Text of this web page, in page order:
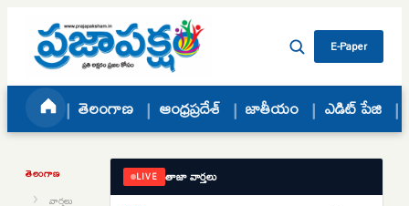
Skip to content
E-Paper
తెలంగాణ ఆంధ్రప్రదేశ్ జాతీయం ఎడిట్ పేజి
తెలంగాణ
› వార్తలు
LIVE తాజా వార్తలు